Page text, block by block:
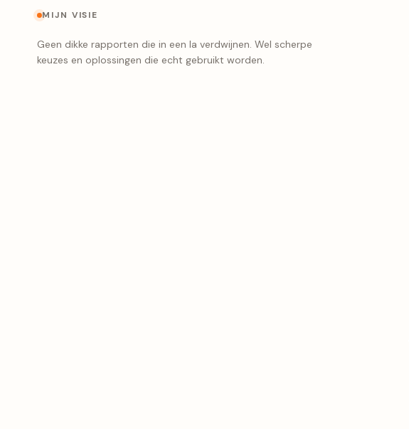
MIJN VISIE
Geen dikke rapporten die in een la verdwijnen. Wel scherpe
keuzes en oplossingen die echt gebruikt worden.